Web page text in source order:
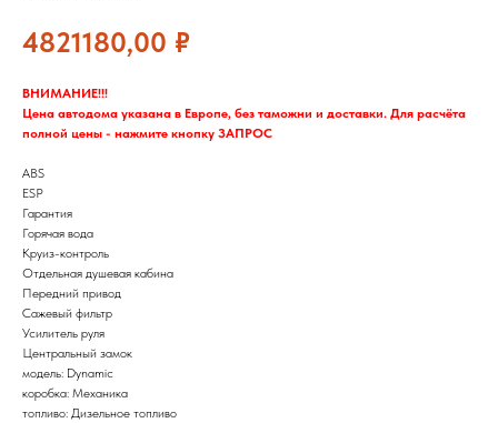
4821180,00 ₽
ВНИМАНИЕ!!!
Цена автодома указана в Европе, без таможни и доставки. Для расчёта
полной цены - нажмите кнопку ЗАПРОС
ABS
ESP
Гарантия
Горячая вода
Круиз-контроль
Отдельная душевая кабина
Передний привод
Сажевый фильтр
Усилитель руля
Центральный замок
модель: Dynamic
коробка: Механика
топливо: Дизельное топливо